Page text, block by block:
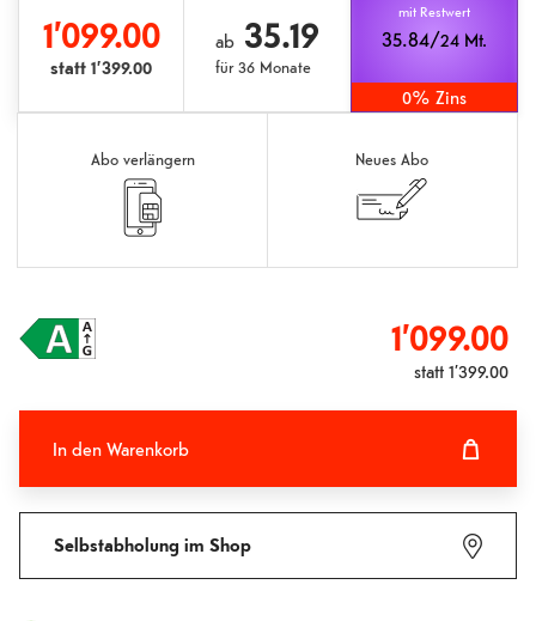
1’099.00
statt1’399.00
ab35.19
für36 Monate
mit Restwert
35.84/24 Mt.
0% Zins
Abo verlängern Neues Abo
1’099.00
statt1’399.00
In den Warenkorb
Selbstabholung im Shop